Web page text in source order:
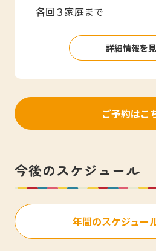
各回３家庭まで
詳細情報を
ご予約はこ
今後のスケジュール
年間のスケジュー